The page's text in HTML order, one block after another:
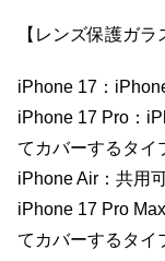
【レンズ保護ガラ
iPhone 17：
iPhone 17 Pro：
てカバーするタイ
iPhone Air：共用
iPhone 17 Pro
てカバーするタイ